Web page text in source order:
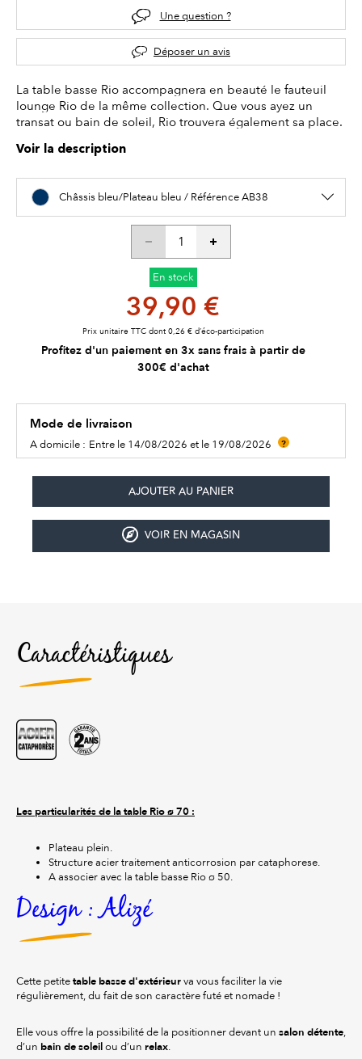
Une question ?
Déposer un avis
La table basse Rio accompagnera en beauté le fauteuil
lounge Rio de la même collection. Que vous ayez un
transat ou bain de soleil, Rio trouvera également sa place.
Voir la description
Châssis bleu/Plateau bleu / Référence AB38
En stock
39,90 €
Prix unitaire TTC dont 0,26 € d’éco-participation
Profitez d'un paiement en 3x sans frais à partir de
300€ d'achat
Mode de livraison
A domicile : Entre le 14/08/2026 et le 19/08/2026 ?
VOIR EN MAGASIN
Caractéristiques
Les particularités de la table Rio ø 70 :
Plateau plein.
Structure acier traitement anticorrosion par cataphorese.
A associer avec la table basse Rio ø 50.
Design : Alizé
Cette petite table basse d'extérieur va vous faciliter la vie
régulièrement, du fait de son caractère futé et nomade !
Elle vous offre la possibilité de la positionner devant un salon détente,
d’un bain de soleil ou d’un relax.